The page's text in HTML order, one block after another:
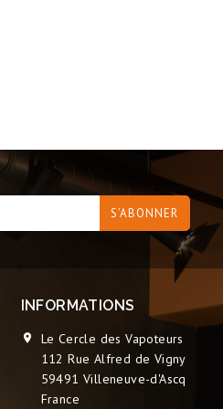
INFORMATIONS

Le Cercle des Vapoteurs
112 Rue Alfred de Vigny
59491 Villeneuve-d'Ascq
France